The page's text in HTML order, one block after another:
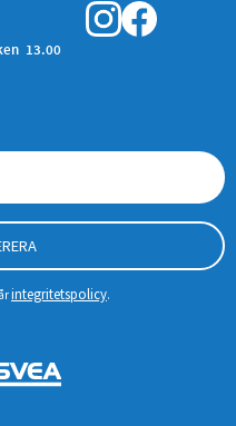
13.00
integritetspolicy.